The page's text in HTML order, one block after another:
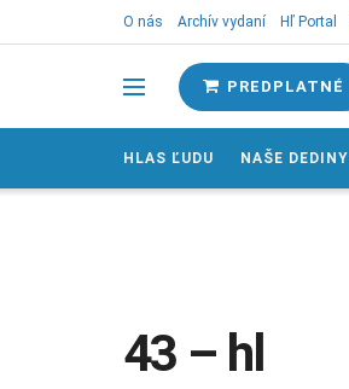
O nás Archív vydaní Hľ Portal
PREDPLATNÉ
HLAS ĽUDU NAŠE DEDINY
43 – hl